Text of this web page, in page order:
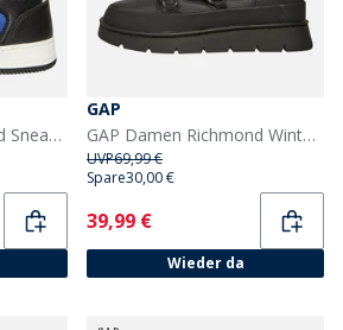
GAP Junge Boston Mid Sneaker Schwarz/Blau
GAP
GAP Damen Richmond Winter Hohe Schnee Stiefel Schwarz
UVP69,99 €
Spare30,00 €
Current
39,99 €
Wieder da